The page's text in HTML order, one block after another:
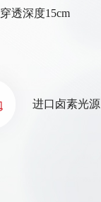
穿透深度15cm
进口卤素光源